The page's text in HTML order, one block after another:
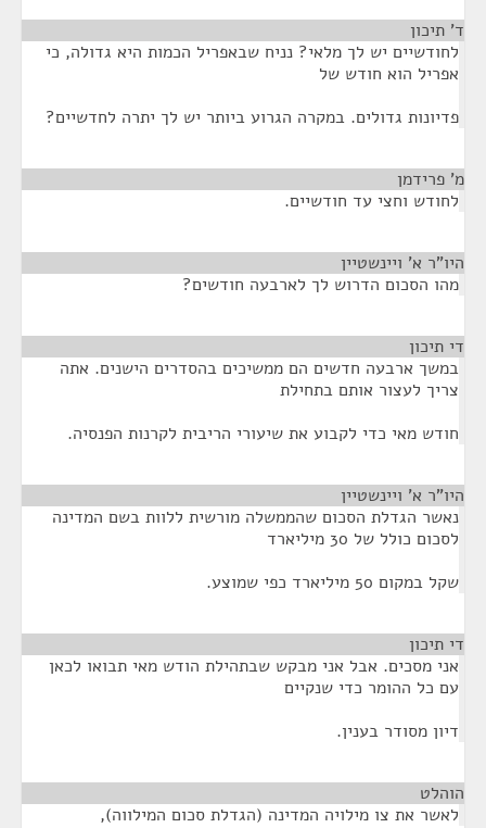
ד' תיכון
לחודשיים יש לך מלאי? נניח שבאפריל הכמות היא גדולה, כי
אפריל הוא חודש של
פדיונות גדולים. במקרה הגרוע ביותר יש לך יתרה לחדשיים?
מ' פרידמן
לחודש וחצי עד חודשיים.
היו"ר א' ויינשטיין
מהו הסכום הדרוש לך לארבעה חודשים?
די תיכון
במשך ארבעה חדשים הם ממשיכים בהסדרים הישנים. אתה
צריך לעצור אותם בתחילת
חודש מאי כדי לקבוע את שיעורי הריבית לקרנות הפנסיה.
היו"ר א' ויינשטיין
נאשר הגדלת הסכום שהממשלה מורשית ללוות בשם המדינה
לסכום כולל של 30 מיליארד
שקל במקום 50 מיליארד כפי שמוצע.
די תיכון
אני מסכים. אבל אני מבקש שבתהילת הודש מאי תבואו לכאן
עם כל ההומר כדי שנקיים
דיון מסודר בענין.
הוהלט
לאשר את צו מילויה המדינה (הגדלת סכום המילווה),